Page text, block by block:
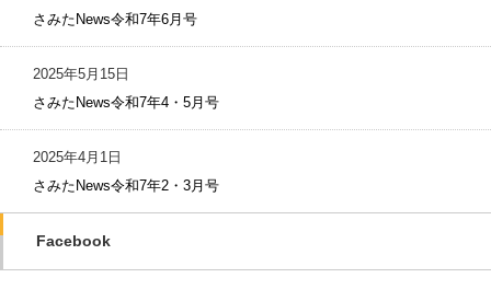
さみたNews令和7年6月号
2025年5月15日
さみたNews令和7年4・5月号
2025年4月1日
さみたNews令和7年2・3月号
Facebook